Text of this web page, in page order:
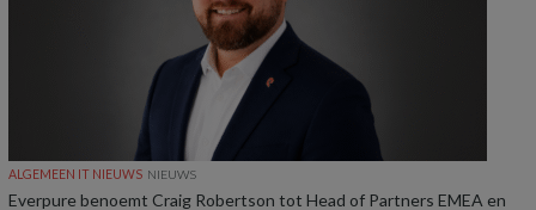
ALGEMEEN IT NIEUWS NIEUWS
Everpure benoemt Craig Robertson tot Head of Partners EMEA en